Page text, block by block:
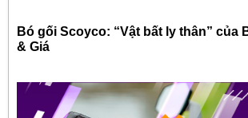
Bó gối Scoyco: “Vật bất ly thân” của
& Giá